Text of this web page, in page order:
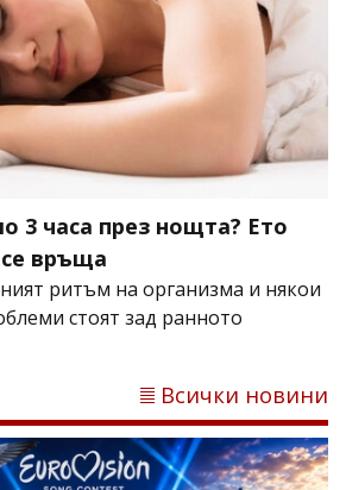
3 часа през нощта? Ето
връща
ритъм на организма и някои
стоят зад ранното
Всички новини